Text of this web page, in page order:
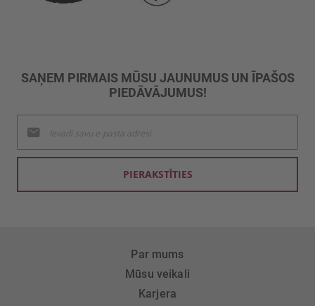
SAŅEM PIRMAIS MŪSU JAUNUMUS UN ĪPAŠOS
PIEDĀVĀJUMUS!
jaunumu
saņemšanai:
PIERAKSTĪTIES
Par mums
Mūsu veikali
Karjera